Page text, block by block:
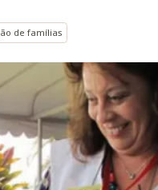
de famílias